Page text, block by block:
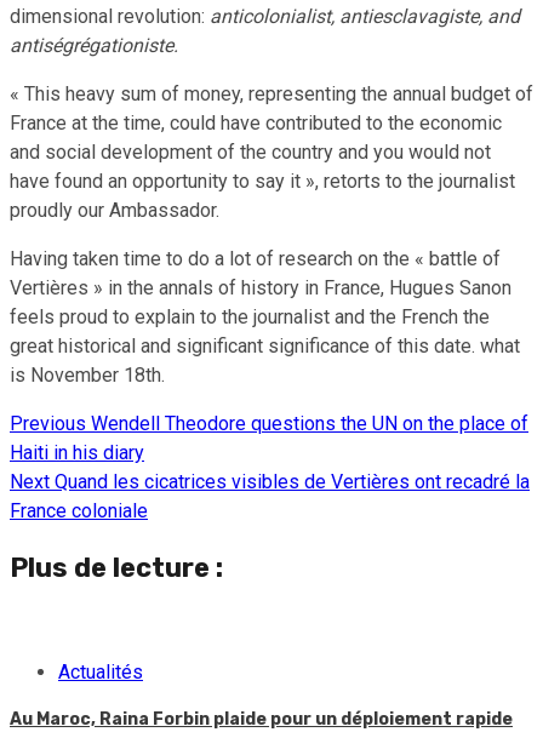
dimensional revolution: anticolonialist, antiesclavagiste, and
antiségrégationiste.
« This heavy sum of money, representing the annual budget of
France at the time, could have contributed to the economic
and social development of the country and you would not
have found an opportunity to say it », retorts to the journalist
proudly our Ambassador.
Having taken time to do a lot of research on the « battle of
Vertières » in the annals of history in France, Hugues Sanon
feels proud to explain to the journalist and the French the
great historical and significant significance of this date. what
is November 18th.
Continue
Reading
Previous Wendell Theodore questions the UN on the place of
Haiti in his diary
Next Quand les cicatrices visibles de Vertières ont recadré la
France coloniale
Plus de lecture :
Actualités
Au Maroc, Raina Forbin plaide pour un déploiement rapide